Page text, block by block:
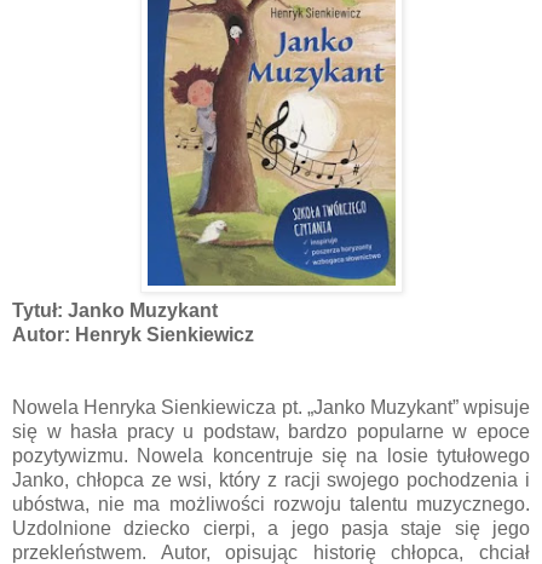
Tytuł: Janko Muzykant
Autor: Henryk Sienkiewicz
Nowela Henryka Sienkiewicza pt. „Janko Muzykant” wpisuje
się w hasła pracy u podstaw, bardzo popularne w epoce
pozytywizmu. Nowela koncentruje się na losie tytułowego
Janko, chłopca ze wsi, który z racji swojego pochodzenia i
ubóstwa, nie ma możliwości rozwoju talentu muzycznego.
Uzdolnione dziecko cierpi, a jego pasja staje się jego
przekleństwem. Autor, opisując historię chłopca, chciał